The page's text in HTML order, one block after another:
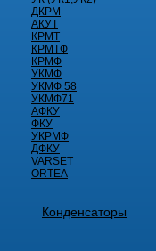
ДКРМ
АКУТ
КРМТ
КРМТФ
КРМФ
УКМФ
УКМФ 58
УКМФ71
АФКУ
ФКУ
УКРМФ
ДФКУ
VARSET
ORTEA
Конденсаторы